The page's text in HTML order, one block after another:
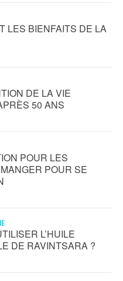
LES BIENFAITS DE LA
DE LA VIE
50 ANS
POUR LES
POUR SE
L’HUILE
DE RAVINTSARA ?